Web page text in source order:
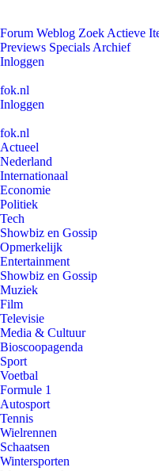
Forum Weblog Zoek Actieve
Previews Specials Archief
Inloggen
fok.nl
Inloggen
fok.nl
Actueel
Nederland
Internationaal
Economie
Politiek
Tech
Showbiz en Gossip
Opmerkelijk
Entertainment
Showbiz en Gossip
Muziek
Film
Televisie
Media & Cultuur
Bioscoopagenda
Sport
Voetbal
Formule 1
Autosport
Tennis
Wielrennen
Schaatsen
Wintersporten